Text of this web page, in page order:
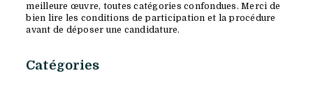
meilleure œuvre, toutes catégories confondues. Merci de
bien lire les conditions de participation et la procédure
avant de déposer une candidature.
Catégories